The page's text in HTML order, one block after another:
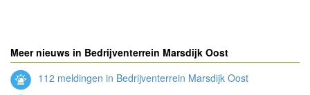
Meer nieuws in Bedrijventerrein Marsdijk Oost
112 meldingen in Bedrijventerrein Marsdijk Oost